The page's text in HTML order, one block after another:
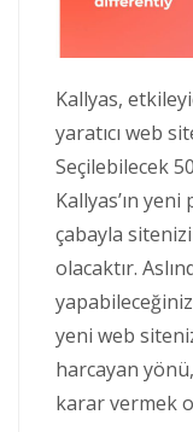
Kallyas,
yaratıcı web
Seçilebilecek
Kallyas’ın
çabayla
olacaktır.
yeni web
harcayan
karar vermek